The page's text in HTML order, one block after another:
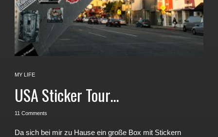
MY LIFE
USA Sticker Tour…
11 Comments
Da sich bei mir zu Hause ein große Box mit Stickern